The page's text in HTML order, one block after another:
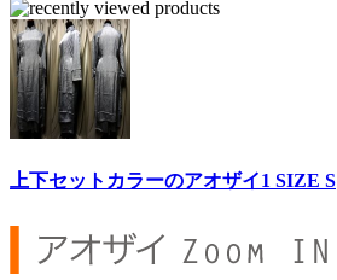
上下セットカラーのアオザイ1 SIZE S